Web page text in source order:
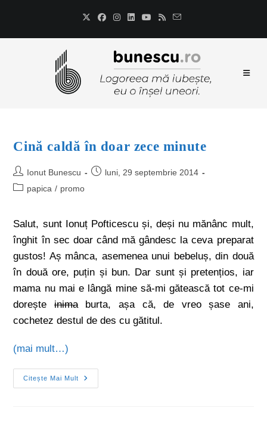
Cină caldă în doar zece minute
Ionut Bunescu
luni, 29 septembrie 2014
papica / promo
Salut, sunt Ionuț Pofticescu și, deși nu mănânc mult,
înghit în sec doar când mă gândesc la ceva preparat
gustos! Aș mânca, asemenea unui bebeluș, din două
în două ore, puțin și bun. Dar sunt și pretențios, iar
mama nu mai e lângă mine să-mi gătească tot ce-mi
dorește inimaburta, așa că, de vreo șase ani,
cochetez destul de des cu gătitul.
(mai mult…)
Citește Mai Mult